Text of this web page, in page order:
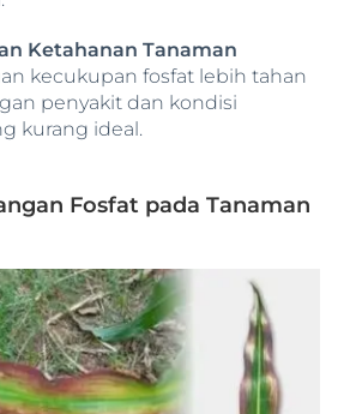
Ketahanan Tanaman
kecukupan fosfat lebih tahan
penyakit dan kondisi
kurang ideal.
Fosfat pada Tanaman